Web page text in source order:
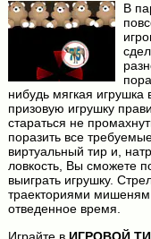
В
нибудь мягкая игрушка
призовую игрушку
стараться не
поразить все
виртуальный тир и,
ловкость, Вы сможете
выиграть игрушку.
траекториями мишеням
отведенное время.
Играйте в ИГРОВОЙ